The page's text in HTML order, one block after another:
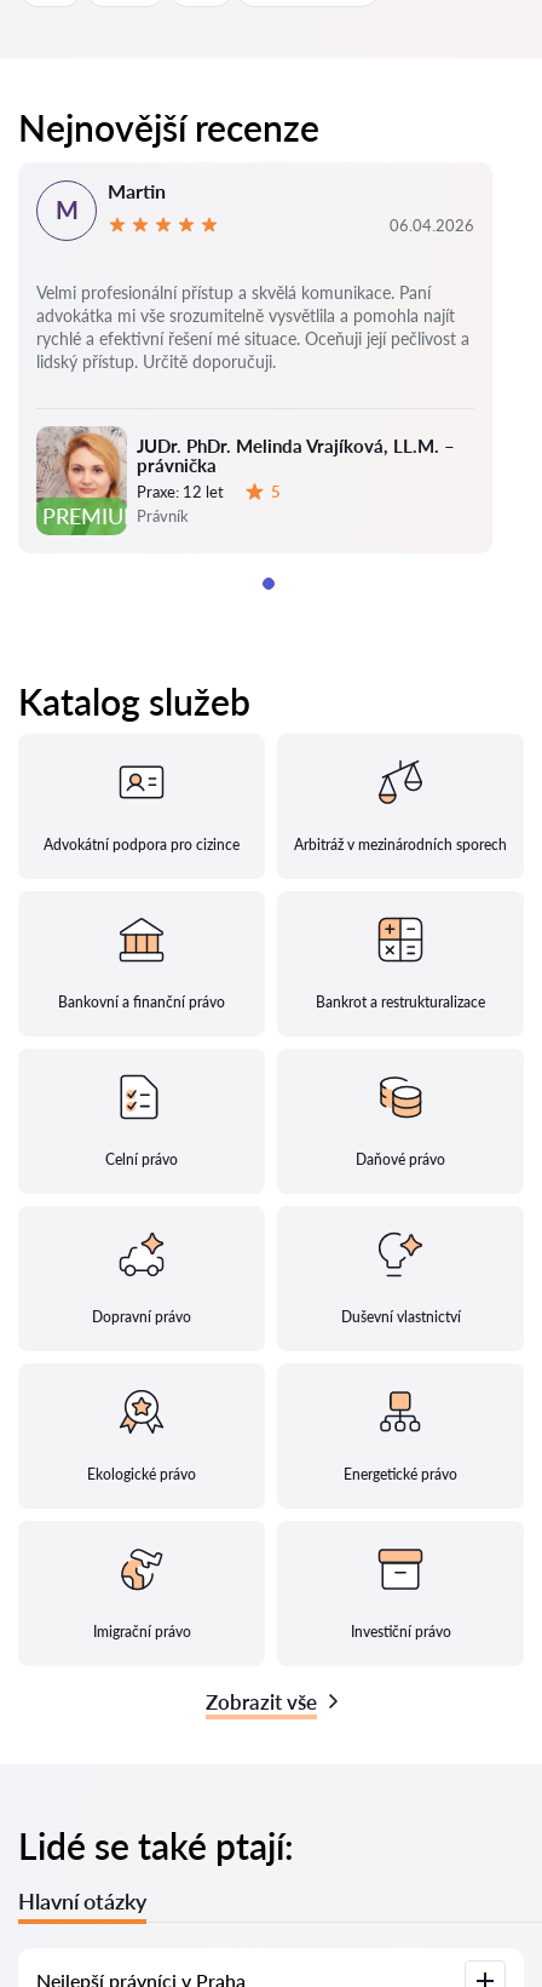
Nejnovější recenze
PREMIUM
JUDr. PhDr. Melinda Vrajíková, LL.M. –
právnička
Praxe: 12 let
5
Právník
M
Martin
06.04.2026
Velmi profesionální přístup a skvělá komunikace. Paní
advokátka mi vše srozumitelně vysvětlila a pomohla najít
rychlé a efektivní řešení mé situace. Oceňuji její pečlivost a
lidský přístup. Určitě doporučuji.
Katalog služeb
Advokátní podpora pro cizince Arbitráž v mezinárodních sporech
Bankovní a finanční právo Bankrot a restrukturalizace
Celní právo Daňové právo
Dopravní právo Duševní vlastnictví
Ekologické právo Energetické právo
Imigrační právo Investiční právo
Zobrazit vše
Lidé se také ptají:
Hlavní otázky
Nejlepší právníci v Praha